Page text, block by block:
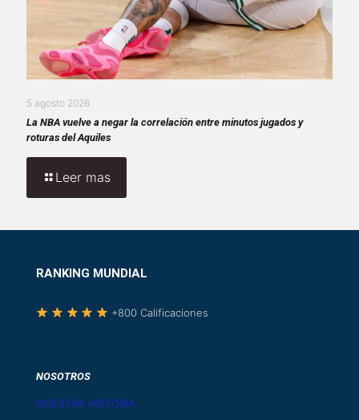
5 agosto 2026
La NBA vuelve a negar la correlación entre minutos jugados y
roturas del Aquiles
Leer mas
RANKING MUNDIAL
+800 Calificaciones
NOSOTROS
NUESTRA HISTORIA